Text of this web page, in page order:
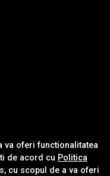
va oferi functionalitatea
de acord cu Politica
cu scopul de a va oferi